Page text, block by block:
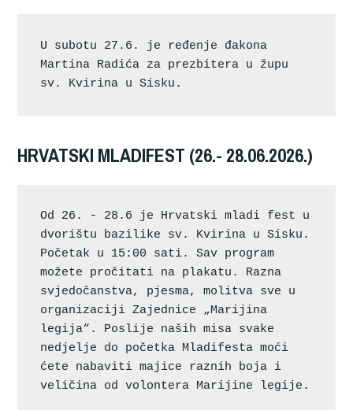
U subotu 27.6. je ređenje đakona
Martina Radića za prezbitera u župu
sv. Kvirina u Sisku.
HRVATSKI MLADIFEST (26.- 28.06.2026.)
Od 26. - 28.6 je Hrvatski mladi fest u
dvorištu bazilike sv. Kvirina u Sisku.
Početak u 15:00 sati. Sav program
možete pročitati na plakatu. Razna
svjedočanstva, pjesma, molitva sve u
organizaciji Zajednice „Marijina
legija“. Poslije naših misa svake
nedjelje do početka Mladifesta moći
ćete nabaviti majice raznih boja i
veličina od volontera Marijine legije.